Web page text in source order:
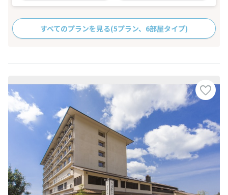
すべてのプランを見る(5プラン、6部屋タイプ)